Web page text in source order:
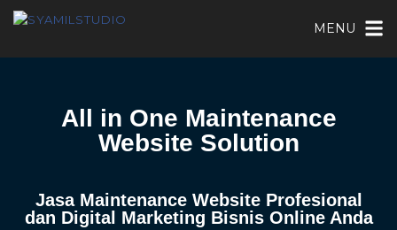
MENU
All in One Maintenance
Website Solution
Jasa Maintenance Website Profesional
dan Digital Marketing Bisnis Online Anda